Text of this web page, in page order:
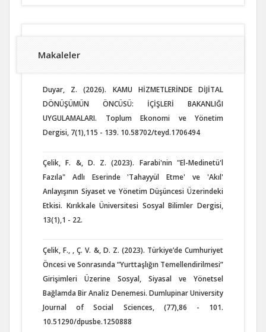
Makaleler
Duyar, Z. (2026). KAMU HİZMETLERİNDE DİJİTAL
DÖNÜŞÜMÜN ÖNCÜSÜ: İÇİŞLERİ BAKANLIĞI
UYGULAMALARI. Toplum Ekonomi ve Yönetim
Dergisi, 7(1),115 - 139. 10.58702/teyd.1706494
Çelik, F. &, D. Z. (2023). Farabi'nin "El-Medinetü'l
Fazıla" Adlı Eserinde 'Tahayyül Etme' ve 'Akıl'
Anlayışının Siyaset ve Yönetim Düşüncesi Üzerindeki
Etkisi. Kırıkkale Üniversitesi Sosyal Bilimler Dergisi,
13(1),1 - 22.
Çelik, F., , Ç. V. &, D. Z. (2023). Türkiye’de Cumhuriyet
Öncesi ve Sonrasında “Yurttaşlığın Temellendirilmesi”
Girişimleri Üzerine Sosyal, Siyasal ve Yönetsel
Bağlamda Bir Analiz Denemesi. Dumlupinar University
Journal of Social Sciences, (77),86 - 101.
10.51290/dpusbe.1250888